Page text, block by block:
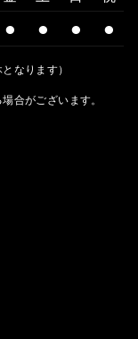
⚫︎ ⚫︎ ⚫︎ ⚫︎
なります）
合がございます。